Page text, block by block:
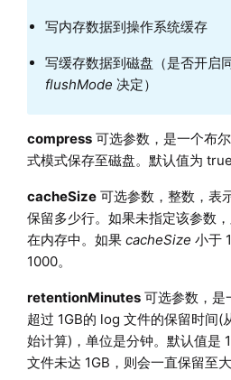
写内存数据到操作系统缓存
写缓存数据到磁盘（是否开启
flushMode 决定）
compress可选参数，是一个布
式模式保存至磁盘。默认值为 true
cacheSize可选参数，整数，表
保留多少行。如果未指定该参数
在内存中。如果 cacheSize 小于
1000。
retentionMinutes可选参数，是
超过 1GB的 log 文件的保留时间(
始计算)，单位是分钟。默认值是
文件未达 1GB，则会一直保留至大